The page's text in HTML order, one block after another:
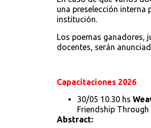
una preselección interna
institución.
Los poemas ganadores,
docentes, serán
Capacitaciones 2026
30/05 10.30 hs
Friendship Through
Abstract: